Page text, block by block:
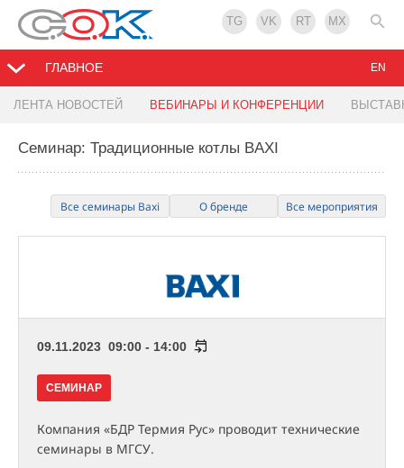
TG VK RT MX
ГЛАВНОЕ
ЛЕНТА НОВОСТЕЙ ВЕБИНАРЫ И КОНФЕРЕНЦИИ
EN
Семинар: Традиционные котлы BAXI
Все семинары Baxi О бренде Все мероприятия
09.11.2023 09:00 - 14:00
СЕМИНАР
Компания «БДР Термия Рус» проводит технические
семинары в МГСУ.